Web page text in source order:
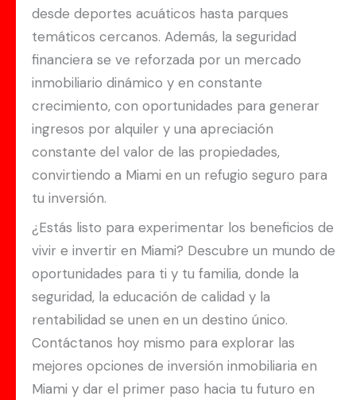
desde deportes acuáticos hasta parques
temáticos cercanos. Además, la seguridad
financiera se ve reforzada por un mercado
inmobiliario dinámico y en constante
crecimiento, con oportunidades para generar
ingresos por alquiler y una apreciación
constante del valor de las propiedades,
convirtiendo a Miami en un refugio seguro para
tu inversión.
¿Estás listo para experimentar los beneficios de
vivir e invertir en Miami? Descubre un mundo de
oportunidades para ti y tu familia, donde la
seguridad, la educación de calidad y la
rentabilidad se unen en un destino único.
Contáctanos hoy mismo para explorar las
mejores opciones de inversión inmobiliaria en
Miami y dar el primer paso hacia tu futuro en